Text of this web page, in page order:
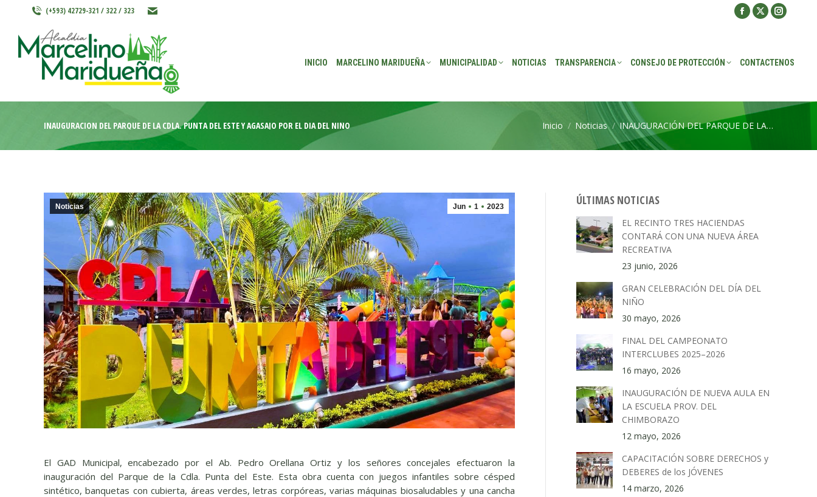
(+593) 42729-321 / 322 / 323
Facebook
in
X
in
in
INICIO MARCELINO MARIDUEÑA MUNICIPALIDAD NOTICIAS TRANSPARENCIA CONSEJO DE PROTECCIÓN CONTACTENOS
INAUGURACIÓN DEL PARQUE DE LA CDLA. PUNTA DEL ESTE Y AGASAJO POR EL DIA DEL NIÑO Estás aquí:
Inicio Noticias INAUGURACIÓN DEL PARQUE DE LA…
Jun 1 2023
Noticias
El GAD Municipal, encabezado por el Ab. Pedro Orellana Ortiz y los señores concejales efectuaron la
inauguración del Parque de la Cdla. Punta del Este. Esta obra cuenta con juegos infantiles sobre césped
sintético, banquetas con cubierta, áreas verdes, letras corpóreas, varias máquinas biosaludables y una cancha
ÚLTIMAS NOTICIAS
EL RECINTO TRES HACIENDAS
CONTARÁ CON UNA NUEVA ÁREA
RECREATIVA
23 junio, 2026
GRAN CELEBRACIÓN DEL DÍA DEL
NIÑO
30 mayo, 2026
FINAL DEL CAMPEONATO
INTERCLUBES 2025–2026
16 mayo, 2026
INAUGURACIÓN DE NUEVA AULA EN
LA ESCUELA PROV. DEL
CHIMBORAZO
12 mayo, 2026
CAPACITACIÓN SOBRE DERECHOS y
DEBERES de los JÓVENES
14 marzo, 2026